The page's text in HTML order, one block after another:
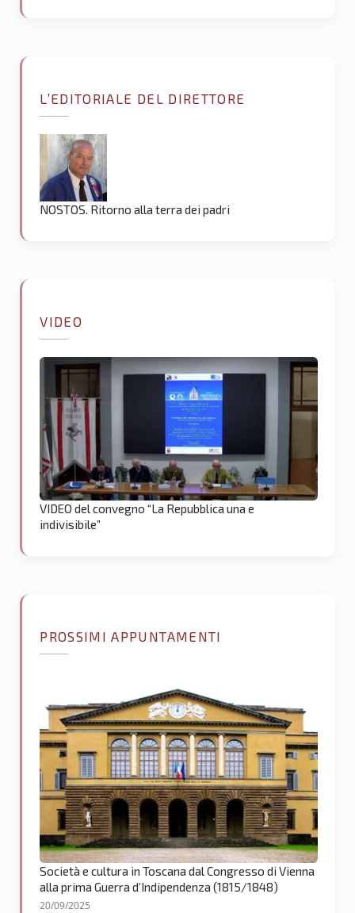
L’EDITORIALE DEL DIRETTORE
NOSTOS. Ritorno alla terra dei padri
VIDEO
VIDEO del convegno “La Repubblica una e
indivisibile”
PROSSIMI APPUNTAMENTI
Società e cultura in Toscana dal Congresso di Vienna
alla prima Guerra d’Indipendenza (1815/1848)
20/09/2025